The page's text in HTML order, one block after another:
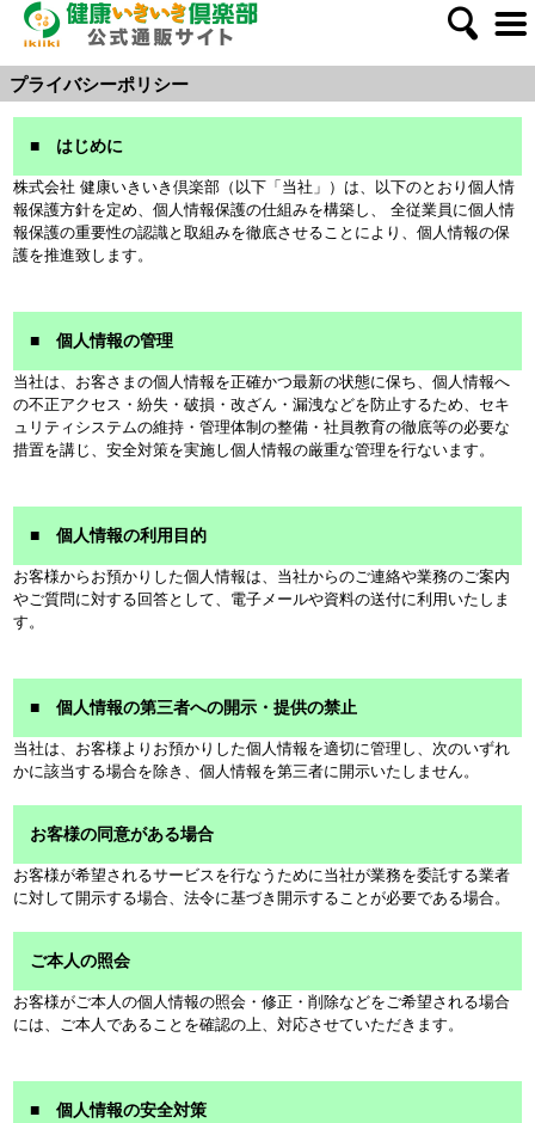
プライバシーポリシー
■ はじめに
株式会社 健康いきいき倶楽部（以下「当社」）は、以下のとおり個人情
報保護方針を定め、個人情報保護の仕組みを構築し、 全従業員に個人情
報保護の重要性の認識と取組みを徹底させることにより、個人情報の保
護を推進致します。
■ 個人情報の管理
当社は、お客さまの個人情報を正確かつ最新の状態に保ち、個人情報へ
の不正アクセス・紛失・破損・改ざん・漏洩などを防止するため、セキ
ュリティシステムの維持・管理体制の整備・社員教育の徹底等の必要な
措置を講じ、安全対策を実施し個人情報の厳重な管理を行ないます。
■ 個人情報の利用目的
お客様からお預かりした個人情報は、当社からのご連絡や業務のご案内
やご質問に対する回答として、電子メールや資料の送付に利用いたしま
す。
■ 個人情報の第三者への開示・提供の禁止
当社は、お客様よりお預かりした個人情報を適切に管理し、次のいずれ
かに該当する場合を除き、個人情報を第三者に開示いたしません。
お客様の同意がある場合
お客様が希望されるサービスを行なうために当社が業務を委託する業者
に対して開示する場合、法令に基づき開示することが必要である場合。
ご本人の照会
お客様がご本人の個人情報の照会・修正・削除などをご希望される場合
には、ご本人であることを確認の上、対応させていただきます。
■ 個人情報の安全対策